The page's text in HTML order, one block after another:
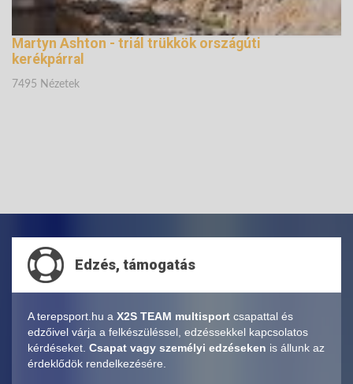
Martyn Ashton - triál trükkök országúti
kerékpárral
7495 Nézetek
Edzés, támogatás
A terepsport.hu a X2S TEAM multisport csapattal és
edzőivel várja a felkészüléssel, edzéssekkel kapcsolatos
kérdéseket. Csapat vagy személyi edzéseken is állunk az
érdeklődök rendelkezésére.